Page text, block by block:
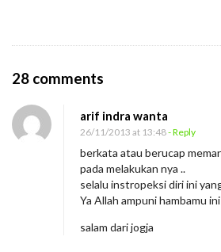
28 comments
M
k
n
a
arif indra wanta
26/11/2013 at 13:48- Reply
berkata atau berucap
pada melakukan nya ..
selalu instropeksi diri ini
Ya Allah ampuni hambamu ini
salam dari jogja